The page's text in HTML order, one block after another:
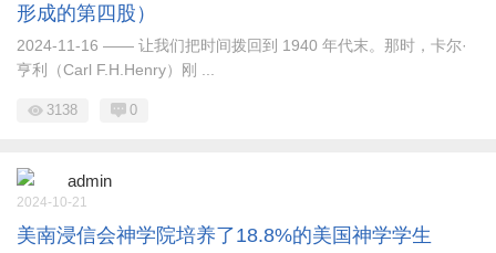
形成的第四股）
2024-11-16 —— 让我们把时间拨回到 1940 年代末。那时，卡尔·
亨利（Carl F.H.Henry）刚 ...
3138 0
admin
2024-10-21
美南浸信会神学院培养了18.8%的美国神学学生